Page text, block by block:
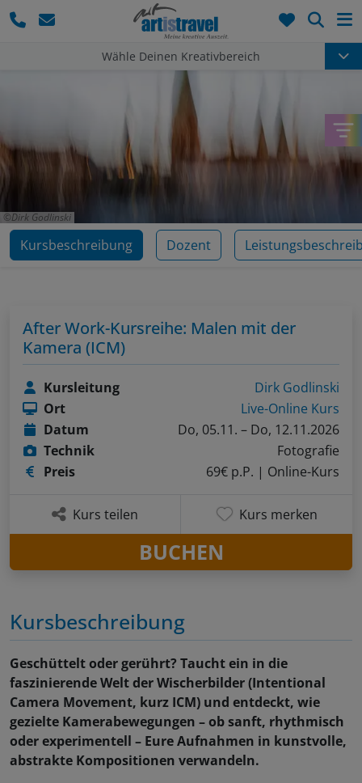
Wähle Deinen Kreativbereich
Dirk Godlinski
Kursbeschreibung Dozent
Kursbeschreibung
Geschüttelt oder gerührt? Taucht ein in die
faszinierende Welt der Wischerbilder (Intentional
Camera Movement, kurz ICM) und entdeckt, wie
gezielte Kamerabewegungen – ob sanft, rhythmisch
oder experimentell – Eure Aufnahmen in kunstvolle,
abstrakte Kompositionen verwandeln.
After Work-Kursreihe: Malen mit der
Kamera (ICM)
Kursleitung
Dirk Godlinski
Ort
Live-Online Kurs
Datum
Do, 05.11. – Do, 12.11.2026
Technik
Fotografie
Preis
69€ p.P. | Online-Kurs
Kurs teilen Kurs merken
BUCHEN